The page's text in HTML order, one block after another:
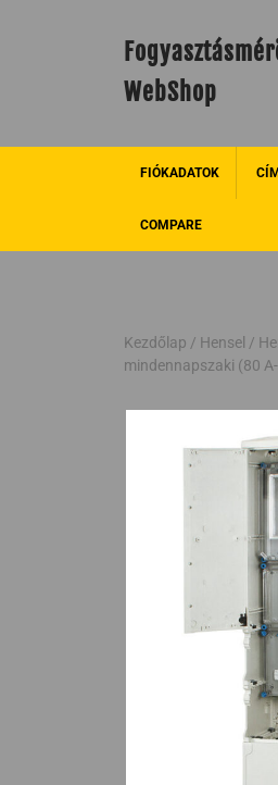
WebShop
FIÓKADATOK
COMPARE
Kezdőlap / Hensel /
mindennapszaki (80